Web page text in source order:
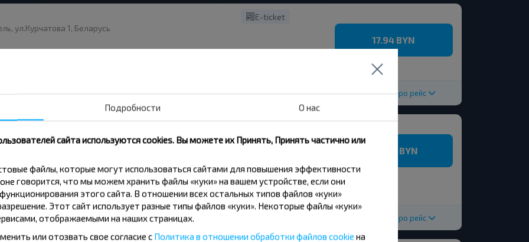
ул.Курчатова 1, Беларусь
ул.Ленина, 31
E-ticket
17.94 BYN
4,8(21) Про рейс
15 BYN
Про рейс
Подробности О нас
сайта используются cookies. Вы можете их Принять, Принять частично или
файлы, которые могут использоваться сайтами для повышения эффективности
говорится, что мы можем хранить файлы «куки» на вашем устройстве, если они
этого сайта. В отношении всех остальных типов файлов «куки»
Этот сайт использует разные типы файлов «куки». Некоторые файлы «куки»
отображаемыми на наших страницах.
или отозвать свое согласие с Политика в отношении обработки файлов cookie на